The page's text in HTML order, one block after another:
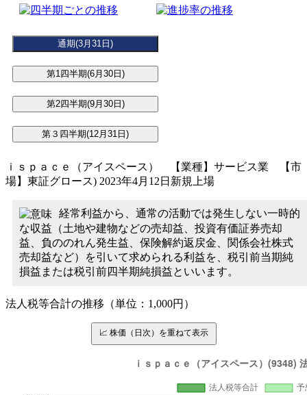
ｉｓｐａｃｅ（アイスペース） 【業種】サービス業 【市
場】東証グロース) 2023年4月12日新規上場
経常利益から、通常の活動では発生しない一時的
な収益（土地や建物などの売却益、投資有価証券売却
益、負ののれん発生益、保険解約返戻金、関係会社株式
売却益など）を引いて求められる利益を、税引前当期純
損益または税引前四半期純損益といいます。
法人税等合計の推移（単位：1,000円）
📈 株価（日次）を重ねて表示